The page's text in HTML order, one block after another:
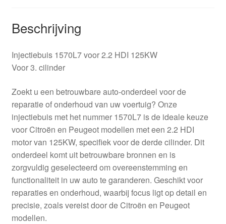
Beschrijving
Injectiebuis 1570L7 voor 2.2 HDI 125KW
Voor 3. cilinder
Zoekt u een betrouwbare auto-onderdeel voor de
reparatie of onderhoud van uw voertuig? Onze
injectiebuis met het nummer 1570L7 is de ideale keuze
voor Citroën en Peugeot modellen met een 2.2 HDI
motor van 125KW, specifiek voor de derde cilinder. Dit
onderdeel komt uit betrouwbare bronnen en is
zorgvuldig geselecteerd om overeenstemming en
functionaliteit in uw auto te garanderen. Geschikt voor
reparaties en onderhoud, waarbij focus ligt op detail en
precisie, zoals vereist door de Citroën en Peugeot
modellen.